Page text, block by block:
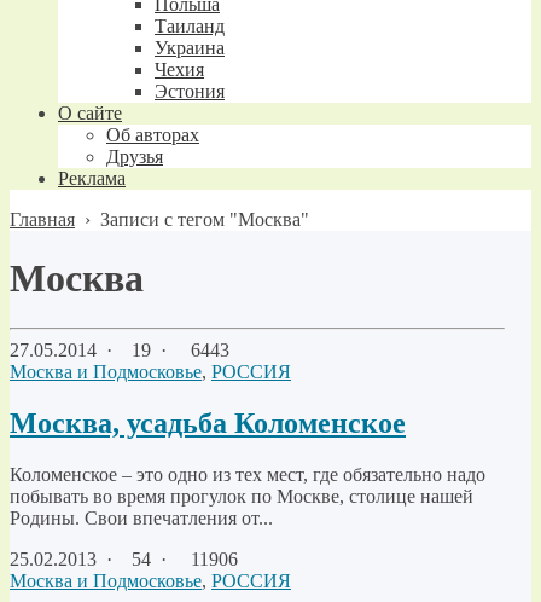
Польша
Таиланд
Украина
Чехия
Эстония
О сайте
Об авторах
Друзья
Реклама
Главная › Записи с тегом "Москва"
Москва
27.05.2014 · 19 ·
6443
Москва и Подмосковье, РОССИЯ
Москва, усадьба Коломенское
Коломенское – это одно из тех мест, где обязательно надо
побывать во время прогулок по Москве, столице нашей
Родины. Свои впечатления от...
25.02.2013 · 54 ·
11906
Москва и Подмосковье, РОССИЯ